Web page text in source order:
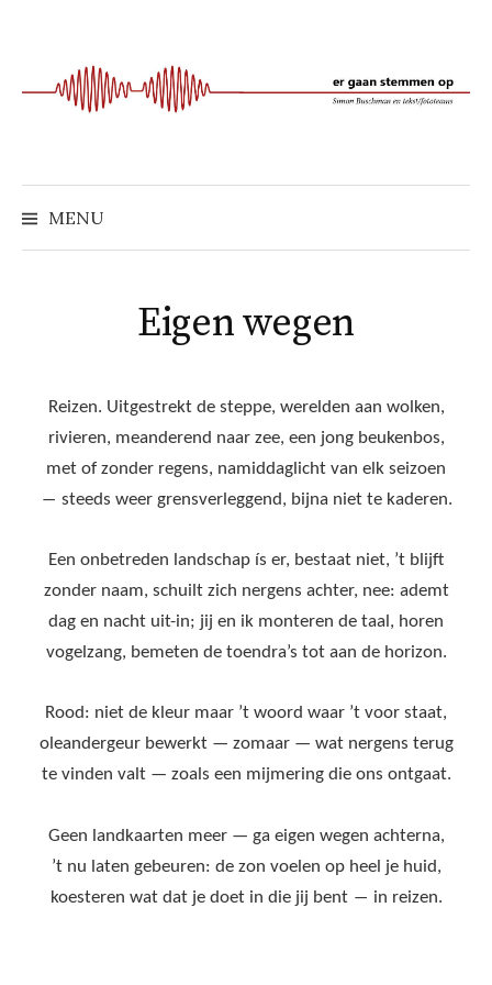
springen
MENU
Eigen wegen
Reizen. Uitgestrekt de steppe, werelden aan wolken,
rivieren, meanderend naar zee, een jong beukenbos,
met of zonder regens, namiddaglicht van elk seizoen
― steeds weer grensverleggend, bijna niet te kaderen.
Een onbetreden landschap ís er, bestaat niet, ’t blijft
zonder naam, schuilt zich nergens achter, nee: ademt
dag en nacht uit-in; jij en ik monteren de taal, horen
vogelzang, bemeten de toendra’s tot aan de horizon.
Rood: niet de kleur maar ’t woord waar ’t voor staat,
oleandergeur bewerkt — zomaar — wat nergens terug
te vinden valt — zoals een mijmering die ons ontgaat.
Geen landkaarten meer — ga eigen wegen achterna,
’t nu laten gebeuren: de zon voelen op heel je huid,
koesteren wat dat je doet in die jij bent ― in reizen.